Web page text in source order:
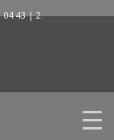
04 43 | 2.